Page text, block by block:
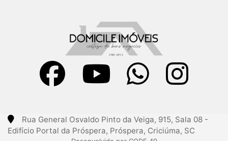
Rua General Osvaldo Pinto da Veiga, 915, Sala 08 -
Edifício Portal da Próspera, Próspera, Criciúma, SC